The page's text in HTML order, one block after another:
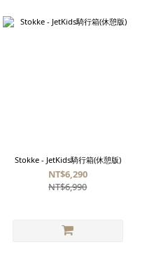
Stokke - JetKids騎行箱(休憩版)
NT$6,290
NT$6,990